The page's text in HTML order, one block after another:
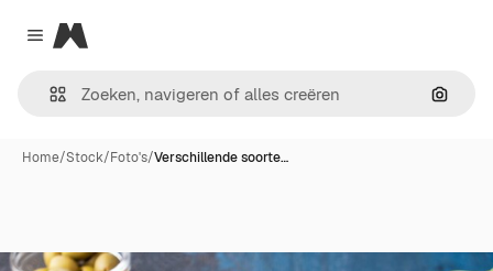
Close menu
Magnific
Home/Stock/Foto's/Verschillende soorte…